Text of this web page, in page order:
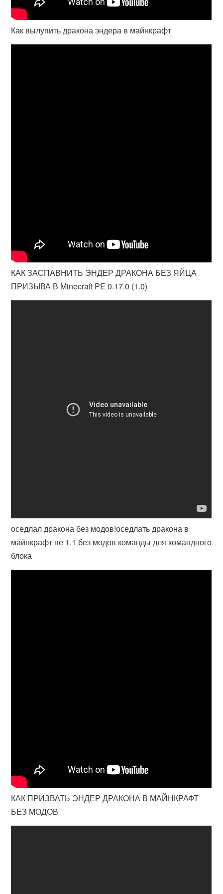
Как вылупить дракона эндера в майнкрафт
КАК ЗАСПАВНИТЬ ЭНДЕР ДРАКОНА БЕЗ ЯЙЦА
ПРИЗЫВА В Minecraft PE 0.17.0 (1.0)
оседлал дракона без модов!оседлать дракона в
майнкрафт пе 1.1 без модов команды для командного
блока
КАК ПРИЗВАТЬ ЭНДЕР ДРАКОНА В МАЙНКРАФТ
БЕЗ МОДОВ